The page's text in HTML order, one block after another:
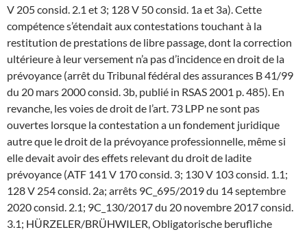
V 205 consid. 2.1 et 3; 128 V 50 consid. 1a et 3a). Cette
compétence s’étendait aux contestations touchant à la
restitution de prestations de libre passage, dont la correction
ultérieure à leur versement n’a pas d’incidence en droit de la
prévoyance (arrêt du Tribunal fédéral des assurances B 41/99
du 20 mars 2000 consid. 3b, publié in RSAS 2001 p. 485). En
revanche, les voies de droit de l’art. 73 LPP ne sont pas
ouvertes lorsque la contestation a un fondement juridique
autre que le droit de la prévoyance professionnelle, même si
elle devait avoir des effets relevant du droit de ladite
prévoyance (ATF 141 V 170 consid. 3; 130 V 103 consid. 1.1;
128 V 254 consid. 2a; arrêts 9C_695/2019 du 14 septembre
2020 consid. 2.1; 9C_130/2017 du 20 novembre 2017 consid.
3.1; HÜRZELER/BRÜHWILER, Obligatorische berufliche